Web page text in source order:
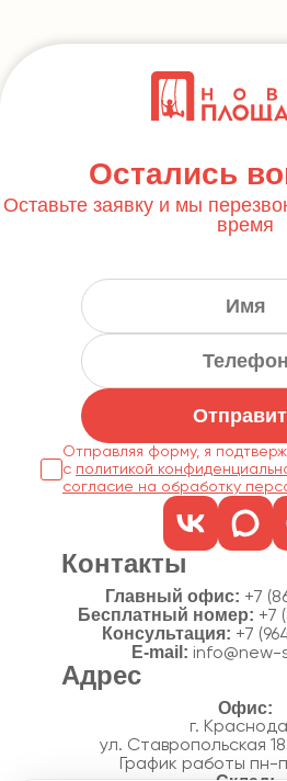
Остались
Оставьте заявку и мы
время
Отправляя форму, я
с политикой
согласие на обработку
Контакты
Главный офис: +7
Бесплатный номер: +7
Консультация: +7
E-mail: info@new-
Адрес
г.
ул. Ставропольская
График работы пн-